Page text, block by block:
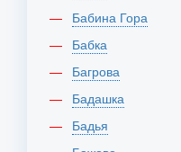
Бабина Гора
Бабка
Багрова
Бадашка
Бадья